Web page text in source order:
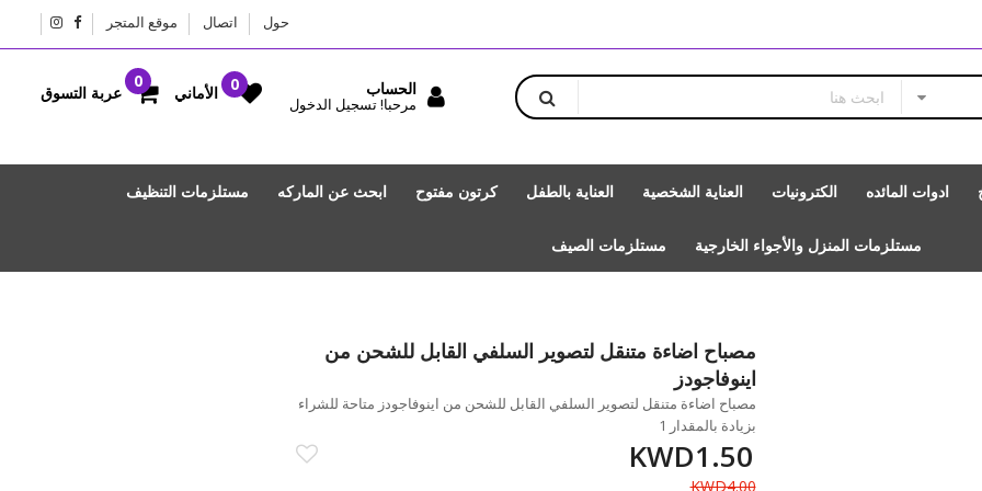
حول اتصال موقع المتجر
ادوات المائده الكترونيات العناية الشخصية العناية بالطفل كرتون مفتوح ابحث عن الماركه مستلزمات التنظيف
مستلزمات المنزل والأجواء الخارجية مستلزمات الصيف
الحساب
مرحبا! تسجيل الدخول
الأماني عربة التسوق
مصباح اضاءة متنقل لتصوير السلفي القابل للشحن من
اينوفاجودز
مصباح اضاءة متنقل لتصوير السلفي القابل للشحن من اينوفاجودز متاحة للشراء
بزيادة بالمقدار 1
KWD1.50
KWD4.00